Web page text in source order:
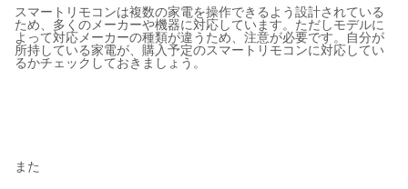
スマートリモコンは複数の家電を操作できるよう設計されている
ため、多くのメーカーや機器に対応しています。ただしモデルに
よって対応メーカーの種類が違うため、注意が必要です。自分が
所持している家電が、購入予定のスマートリモコンに対応してい
るかチェックしておきましょう。
また